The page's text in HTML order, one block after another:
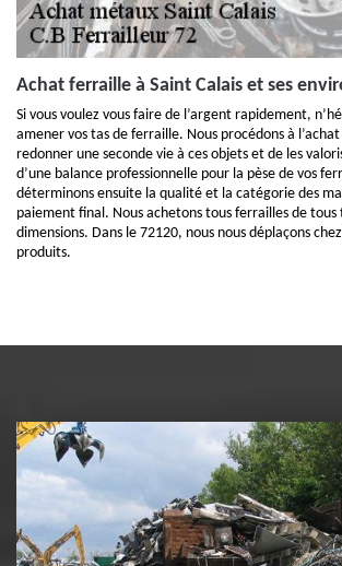
Achat ferraille à Saint Calais et ses
Si vous voulez vous faire de l’argent rapidement,
amener vos tas de ferraille. Nous procédons à
redonner une seconde vie à ces objets et de les
d’une balance professionnelle pour la pèse de vos
déterminons ensuite la qualité et la catégorie des
paiement final. Nous achetons tous ferrailles de
dimensions. Dans le 72120, nous nous déplaçons
produits.